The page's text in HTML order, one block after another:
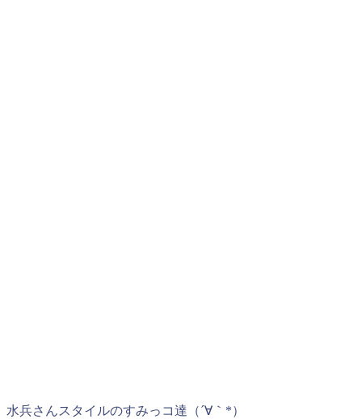
水兵さんスタイルのすみっコ達（´∀｀*）